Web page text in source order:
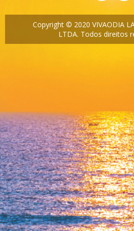
Copyright © 2020 VIVAODIA
LTDA. Todos direitos